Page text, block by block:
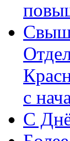
с
C